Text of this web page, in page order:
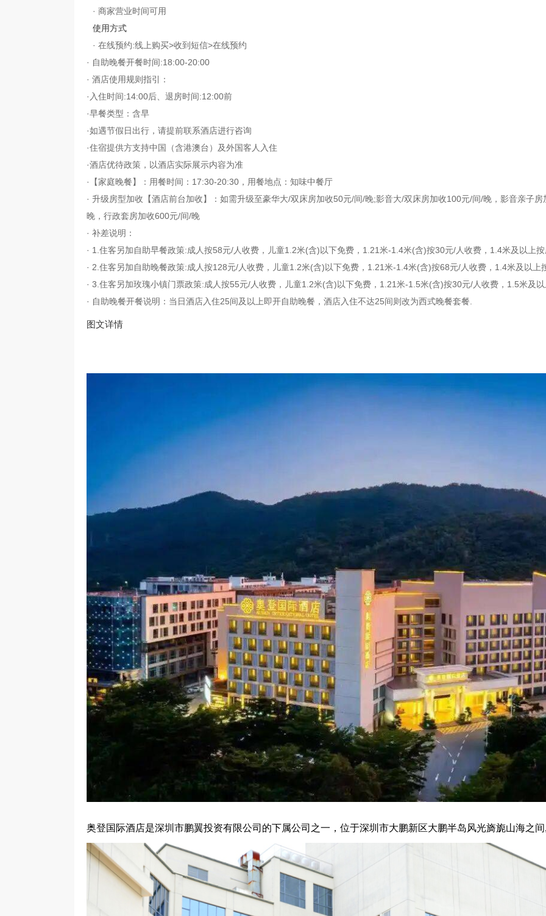
· 商家营业时间可用
使用方式
· 在线预约:线上购买>收到短信>在线预约
· 自助晚餐开餐时间:18:00-20:00
· 酒店使用规则指引：
·入住时间:14:00后、退房时间:12:00前
·早餐类型：含早
·如遇节假日出行，请提前联系酒店进行咨询
·住宿提供方支持中国（含港澳台）及外国客人入住
·酒店优待政策，以酒店实际展示内容为准
·【家庭晚餐】：用餐时间：17:30-20:30，用餐地点：知味中餐厅
· 升级房型加收【酒店前台加收】：如需升级至豪华大/双床房加收50元/间/晚;影音大/双床房加收100元/间/晚，影音亲子
晚，行政套房加收600元/间/晚
· 补差说明：
· 1.住客另加自助早餐政策:成人按58元/人收费，儿童1.2米(含)以下免费，1.21米-1.4米(含)按30元/人收费，1.4米及以上
· 2.住客另加自助晚餐政策:成人按128元/人收费，儿童1.2米(含)以下免费，1.21米-1.4米(含)按68元/人收费，1.4米及以上
· 3.住客另加玫瑰小镇门票政策:成人按55元/人收费，儿童1.2米(含)以下免费，1.21米-1.5米(含)按30元/人收费，1.5米及
· 自助晚餐开餐说明：当日酒店入住25间及以上即开自助晚餐，酒店入住不达25间则改为西式晚餐套餐.
图文详情
奥登国际酒店是深圳市鹏翼投资有限公司的下属公司之一，位于深圳市大鹏新区大鹏半岛风光旖旎山海之间